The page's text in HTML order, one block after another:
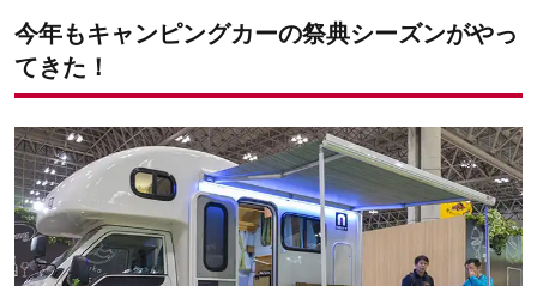
今年もキャンピングカーの祭典シーズンがやっ
てきた！